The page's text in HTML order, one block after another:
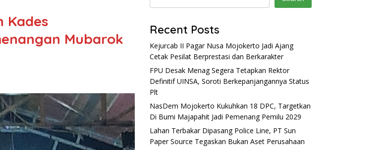
Kades
Mubarok
Recent Posts
Kejurcab II Pagar Nusa Mojokerto Jadi Ajang
Cetak Pesilat Berprestasi dan Berkarakter
FPU Desak Menag Segera Tetapkan Rektor
Definitif UINSA, Soroti Berkepanjangannya Status
Plt
NasDem Mojokerto Kukuhkan 18 DPC, Targetkan
Di Bumi Majapahit Jadi Pemenang Pemilu 2029
Lahan Terbakar Dipasang Police Line, PT Sun
Paper Source Tegaskan Bukan Aset Perusahaan